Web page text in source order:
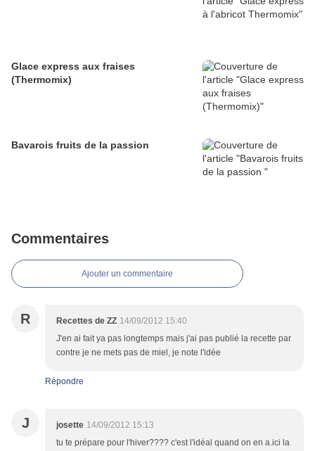
Glace express aux fraises
(Thermomix)
Bavarois fruits de la passion
Commentaires
Ajouter un commentaire
R Recettes de ZZ 14/09/2012 15:40
J'en ai fait ya pas longtemps mais j'ai pas publié la recette par
contre je ne mets pas de miel, je note l'idée
Répondre
J josette 14/09/2012 15:13
tu te prépare pour l'hiver???? c'est l'idéal quand on en a.ici la